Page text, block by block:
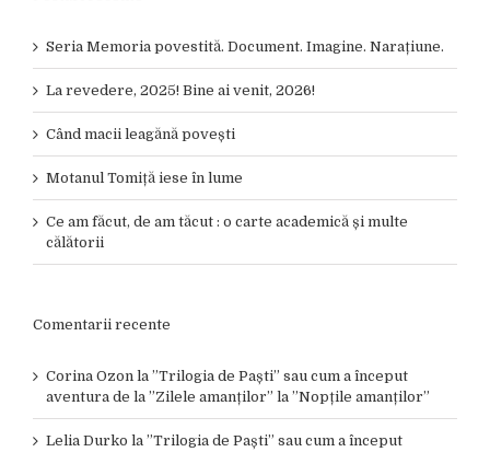
Seria Memoria povestită. Document. Imagine. Narațiune.
La revedere, 2025! Bine ai venit, 2026!
Când macii leagănă povești
Motanul Tomiță iese în lume
Ce am făcut, de am tăcut : o carte academică și multe
călătorii
Comentarii recente
Corina Ozon la ”Trilogia de Paști” sau cum a început
aventura de la ”Zilele amanților” la ”Nopțile amanților”
Lelia Durko la ”Trilogia de Paști” sau cum a început